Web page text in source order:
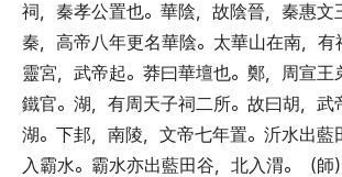
祠， 秦孝公置也。 華陰， 故陰晉， 秦惠文
秦， 高帝八年更名華陰。 太華山在南， 有
靈宮， 武帝起。 莽曰華壇也。 鄭， 周宣王
鐵官。 湖， 有周天子祠二所。 故曰胡， 武
湖。 下邽， 南陵， 文帝七年置。 沂水出藍
入霸水。 霸水亦出藍田谷， 北入渭。（師）